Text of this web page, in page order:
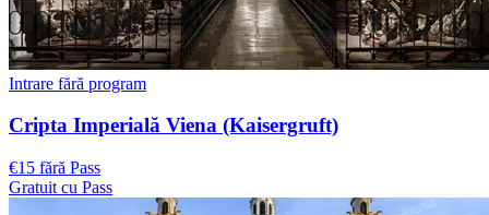
Intrare fără program
Cripta Imperială Viena (Kaisergruft)
€15 fără Pass
Gratuit cu Pass